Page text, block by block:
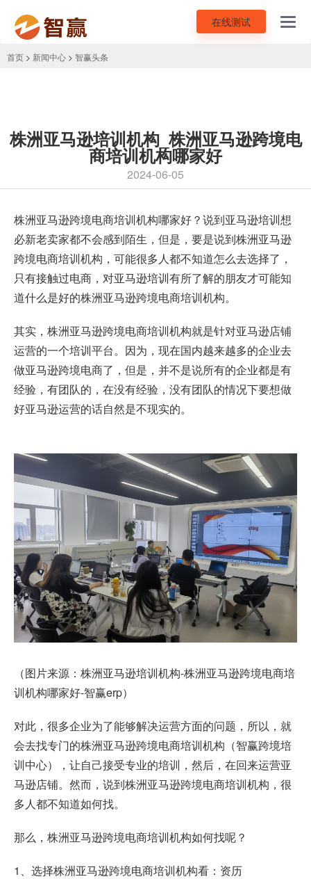
在线测试
首页 > 新闻中心 > 智赢头条
株洲亚马逊培训机构_株洲亚马逊跨境电
商培训机构哪家好
2024-06-05
株洲亚马逊跨境电商培训机构哪家好？说到亚马逊培训想
必新老卖家都不会感到陌生，但是，要是说到株洲亚马逊
跨境电商培训机构，可能很多人都不知道怎么去选择了，
只有接触过电商，对亚马逊培训有所了解的朋友才可能知
道什么是好的株洲亚马逊跨境电商培训机构。
其实，株洲亚马逊跨境电商培训机构就是针对亚马逊店铺
运营的一个培训平台。因为，现在国内越来越多的企业去
做亚马逊跨境电商了，但是，并不是说所有的企业都是有
经验，有团队的，在没有经验，没有团队的情况下要想做
好亚马逊运营的话自然是不现实的。
（图片来源：株洲亚马逊培训机构-株洲亚马逊跨境电商培
训机构哪家好-智赢erp）
对此，很多企业为了能够解决运营方面的问题，所以，就
会去找专门的株洲亚马逊跨境电商培训机构（智赢跨境培
训中心），让自己接受专业的培训，然后，在回来运营亚
马逊店铺。然而，说到株洲亚马逊跨境电商培训机构，很
多人都不知道如何找。
那么，株洲亚马逊跨境电商培训机构如何找呢？
1、选择株洲亚马逊跨境电商培训机构看：资历